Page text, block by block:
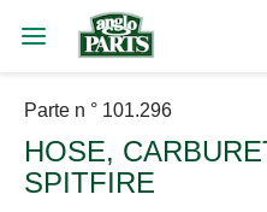
Parte n ° 101.296
HOSE,
SPITFIRE